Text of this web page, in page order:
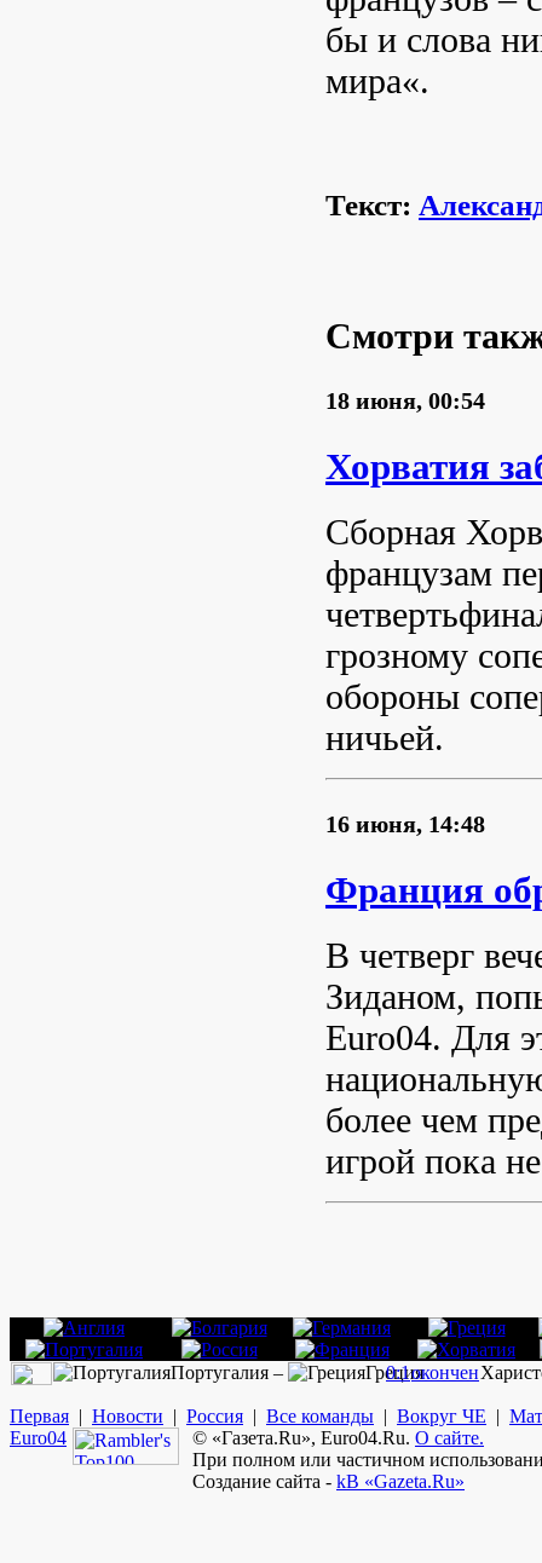
бы и слова
мира«.
Текст:
Смотри
18 июня, 00:54
Хорватия
Сборная
французам
грозному
обороны
ничьей.
16 июня, 14:48
Франция
В четверг
Зиданом,
Euro04. Для
более чем
игрой пока
Португалия – Греция
0:1окончен
Первая | Новости | Россия | Все команды | Вокруг ЧЕ |
Euro04 © «Газета.Ru», Euro04.Ru. О сайте.
При полном или частичном
Создание сайта - kB «Gazeta.Ru»